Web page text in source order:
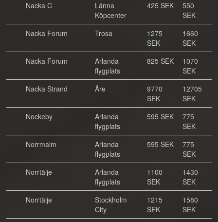
Nacka C
Länna
Köpcenter
425 SEK
550
SEK
Nacka Forum
Trosa
1275
SEK
1660
SEK
Nacka Forum
Arlanda
flygplats
825 SEK
1070
SEK
Nacka Strand
Åre
9770
SEK
12705
SEK
Nockeby
Arlanda
flygplats
595 SEK
775
SEK
Norrmalm
Arlanda
flygplats
595 SEK
775
SEK
Norrtälje
Arlanda
flygplats
1100
SEK
1430
SEK
Norrtälje
Stockholm
City
1215
SEK
1580
SEK